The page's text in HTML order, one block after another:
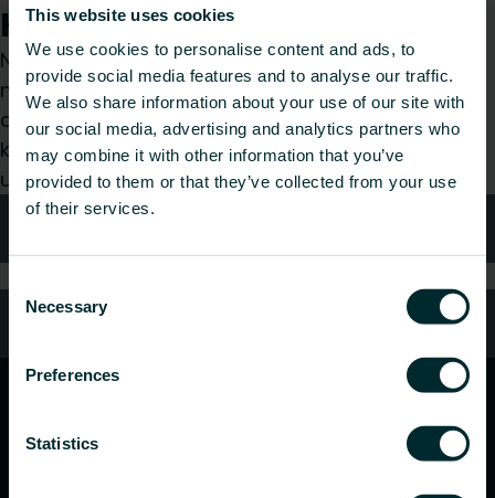
This website uses cookies
We use cookies to personalise content and ads, to
provide social media features and to analyse our traffic.
We also share information about your use of our site with
our social media, advertising and analytics partners who
may combine it with other information that you’ve
provided to them or that they’ve collected from your use
of their services.
Selection
Necessary
Preferences
Statistics
Kaip galime Jums padėti?
Nesvarbu, ar esate specifikacijų rengėjas,
montuotojas, architektas, projektuotojas,
didmenininkas ar galutinis vartotojas, pasirinkite
kategoriją ir mes mielai išnagrinėsime jūsų
užklausą.